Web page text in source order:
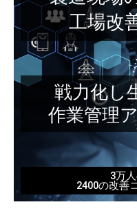
工場改
戦力化し
作業管理
3万
2400の改善